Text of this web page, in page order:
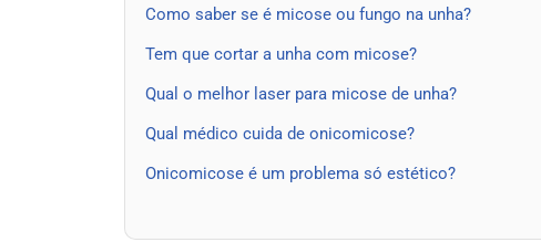
Como saber se é micose ou fungo na unha?
Tem que cortar a unha com micose?
Qual o melhor laser para micose de unha?
Qual médico cuida de onicomicose?
Onicomicose é um problema só estético?